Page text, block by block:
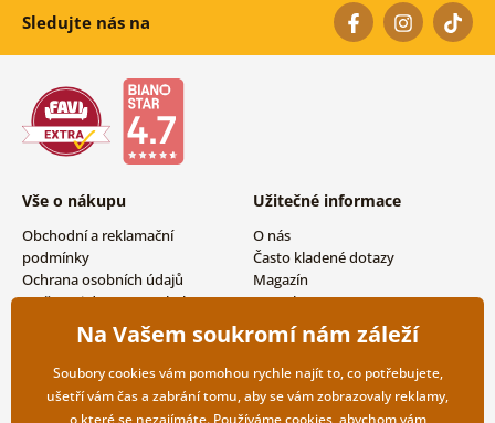
Sledujte nás na
Vše o nákupu
Obchodní a reklamační
podmínky
Ochrana osobních údajů
Možnosti dopravy a platby
Vrácení zboží
Užitečné informace
O nás
Často kladené dotazy
Magazín
Kontakty
Velkoobchodní spolupráce
Na Vašem soukromí nám záleží
Soubory cookies vám pomohou rychle najít to, co potřebujete,
ušetří vám čas a zabrání tomu, aby se vám zobrazovaly reklamy,
o které se nezajímáte. Používámecookies, abychom vám